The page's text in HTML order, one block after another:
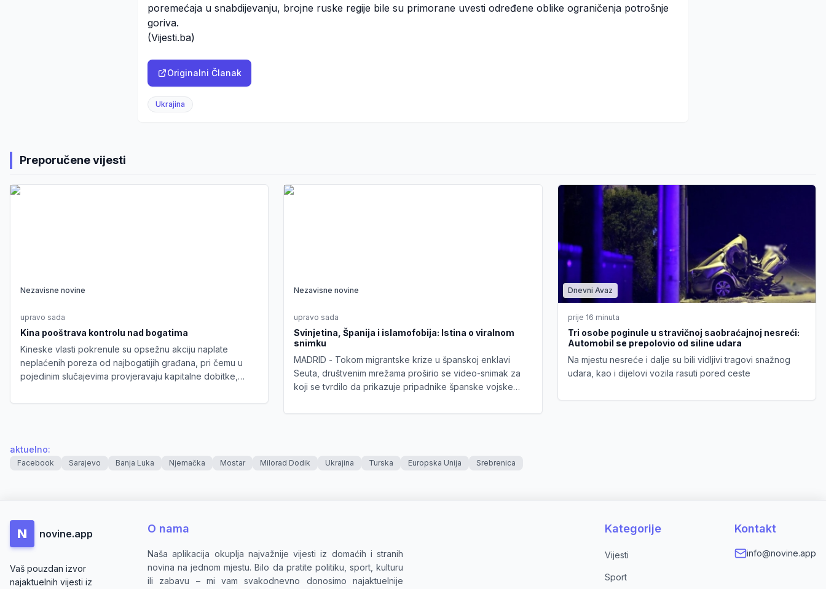
poremećaja u snabdijevanju, brojne ruske regije bile su primorane uvesti određene oblike ograničenja potrošnje
goriva.
(Vijesti.ba)
Originalni Članak
Ukrajina
Preporučene vijesti
Nezavisne novine
upravo sada
Kina pooštrava kontrolu nad bogatima
Kineske vlasti pokrenule su opsežnu akciju naplate
neplaćenih poreza od najbogatijih građana, pri čemu u
pojedinim slučajevima provjeravaju kapitalne dobitke,
Nezavisne novine
upravo sada
Svinjetina, Španija i islamofobija: Istina o viralnom
snimku
MADRID - Tokom migrantske krize u španskoj enklavi
Seuta, društvenim mrežama proširio se video-snimak za
koji se tvrdilo da prikazuje pripadnike španske vojske
migrante iz Maroka.
Dnevni Avaz
prije 16 minuta
Tri osobe poginule u stravičnoj saobraćajnoj nesreći:
Automobil se prepolovio od siline udara
Na mjestu nesreće i dalje su bili vidljivi tragovi snažnog
udara, kao i dijelovi vozila rasuti pored ceste
aktuelno:
Facebook Sarajevo Banja Luka Njemačka Mostar Milorad Dodik Ukrajina Turska Europska Unija Srebrenica
N novine.app
Vaš pouzdan izvor
najaktuelnih vijesti iz
O nama
Naša aplikacija okuplja najvažnije vijesti iz domaćih i stranih
novina na jednom mjestu. Bilo da pratite politiku, sport, kulturu
ili zabavu – mi vam svakodnevno donosimo najaktuelnije
Kategorije
Vijesti
Sport
Kontakt
info@novine.app